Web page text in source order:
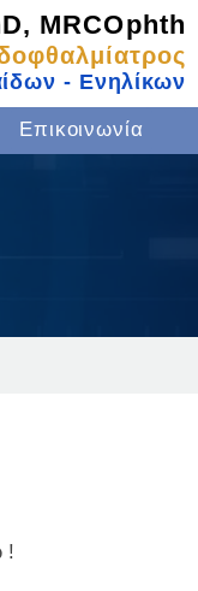
MRCOphth
- Ενηλίκων
Επικοινωνία
!